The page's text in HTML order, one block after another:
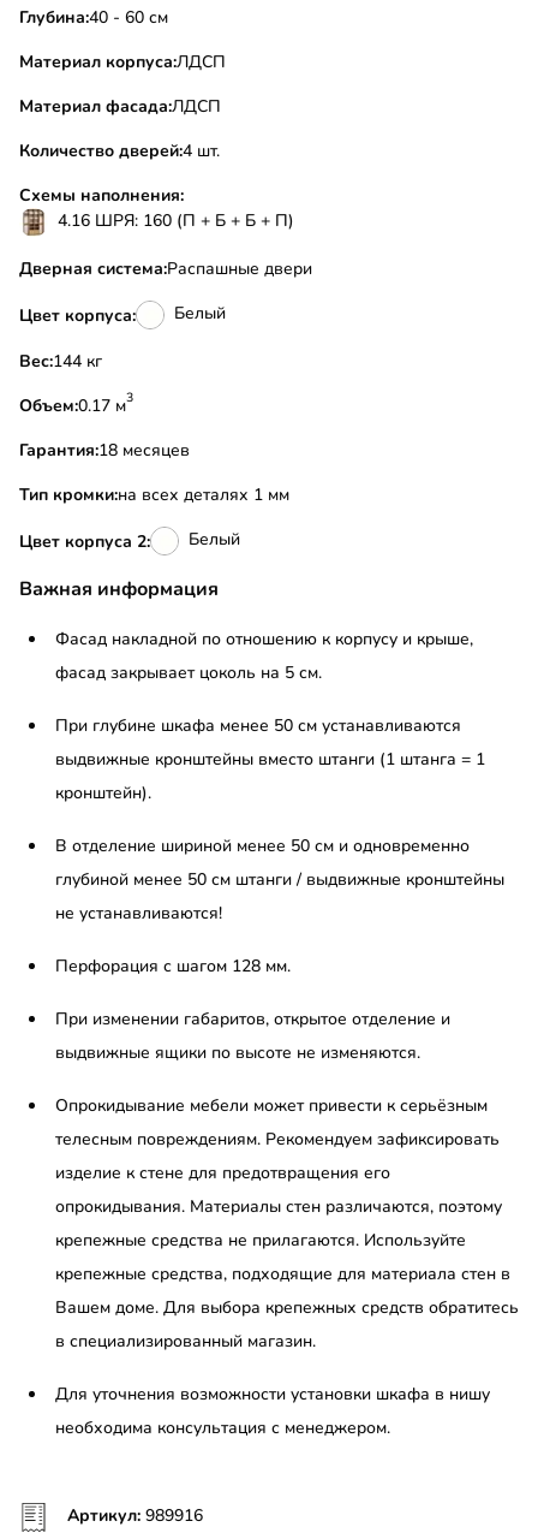
Глубина:40 - 60 см
Материал корпуса:ЛДСП
Материал фасада:ЛДСП
Количество дверей:4 шт.
Схемы наполнения:
4.16 ШРЯ: 160 (П + Б + Б + П)
Дверная система:Распашные двери
Цвет корпуса: Белый
Вес:
144 кг
Объем:
0.17 м3
Гарантия:18 месяцев
Тип кромки:на всех деталях 1 мм
Цвет корпуса 2: Белый
Важная информация
Фасад накладной по отношению к корпусу и крыше,
фасад закрывает цоколь на 5 см.
При глубине шкафа менее 50 см устанавливаются
выдвижные кронштейны вместо штанги (1 штанга = 1
кронштейн).
В отделение шириной менее 50 см и одновременно
глубиной менее 50 см штанги / выдвижные кронштейны
не устанавливаются!
Перфорация с шагом 128 мм.
При изменении габаритов, открытое отделение и
выдвижные ящики по высоте не изменяются.
Опрокидывание мебели может привести к серьёзным
телесным повреждениям. Рекомендуем зафиксировать
изделие к стене для предотвращения его
опрокидывания. Материалы стен различаются, поэтому
крепежные средства не прилагаются. Используйте
крепежные средства, подходящие для материала стен в
Вашем доме. Для выбора крепежных средств обратитесь
в специализированный магазин.
Для уточнения возможности установки шкафа в нишу
необходима консультация с менеджером.
Артикул: 989916